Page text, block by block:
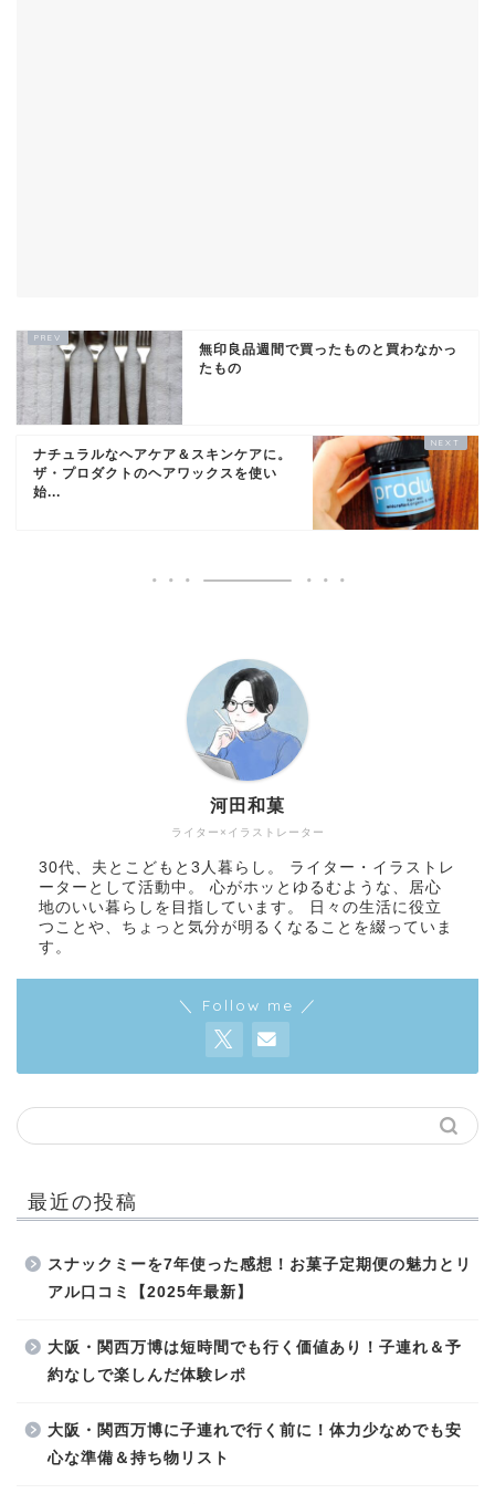
無印良品週間で買ったものと買わなかっ
たもの
ナチュラルなヘアケア＆スキンケアに。
ザ・プロダクトのヘアワックスを使い
始...
ライター×イラストレーター
河田和菓
30代、夫とこどもと3人暮らし。 ライター・イラストレ
ーターとして活動中。 心がホッとゆるむような、居心
地のいい暮らしを目指しています。 日々の生活に役立
つことや、ちょっと気分が明るくなることを綴っていま
す。
＼ Follow me ／
最近の投稿
スナックミーを7年使った感想！お菓子定期便の魅力とリ
アル口コミ【2025年最新】
大阪・関西万博は短時間でも行く価値あり！子連れ＆予
約なしで楽しんだ体験レポ
大阪・関西万博に子連れで行く前に！体力少なめでも安
心な準備＆持ち物リスト